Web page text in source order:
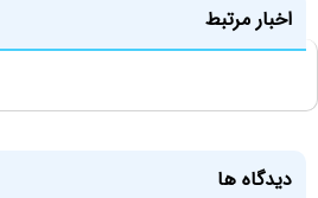
اخبار مرتبط
دیدگاه ها